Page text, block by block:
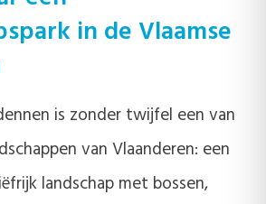
in de Vlaamse
is zonder twijfel een van
van Vlaanderen: een
landschap met bossen,